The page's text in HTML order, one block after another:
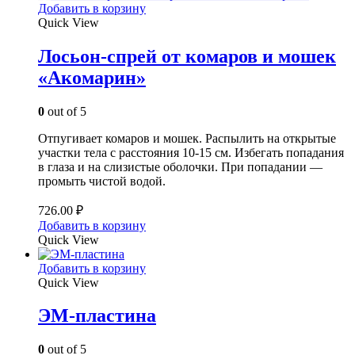
Добавить в корзину
Quick View
Лосьон-спрей от комаров и мошек
«Акомарин»
0 out of 5
Отпугивает комаров и мошек. Распылить на открытые
участки тела с расстояния 10-15 см. Избегать попадания
в глаза и на слизистые оболочки. При попадании —
промыть чистой водой.
726.00 ₽
Добавить в корзину
Quick View
Добавить в корзину
Quick View
ЭМ-пластина
0 out of 5